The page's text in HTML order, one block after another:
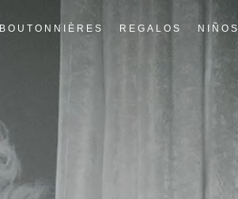
BOUTONNIÈRES REGALOS NIÑOS